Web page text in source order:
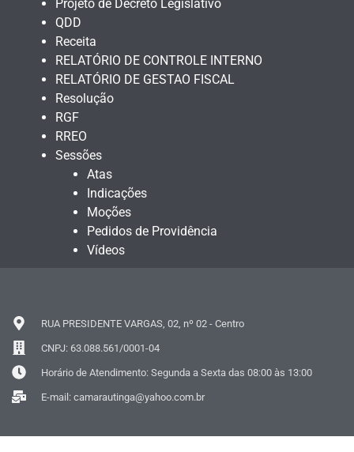
Projeto de Decreto Legislativo
QDD
Receita
RELATÓRIO DE CONTROLE INTERNO
RELATÓRIO DE GESTAO FISCAL
Resolução
RGF
RREO
Sessões
Atas
Indicações
Moções
Pedidos de Providência
Vídeos
RUA PRESIDENTE VARGAS, 02, nº 02 - Centro
CNPJ: 63.088.561/0001-04
Horário de Atendimento: Segunda a Sexta das 08:00 às 13:00
E-mail: camarautinga@yahoo.com.br